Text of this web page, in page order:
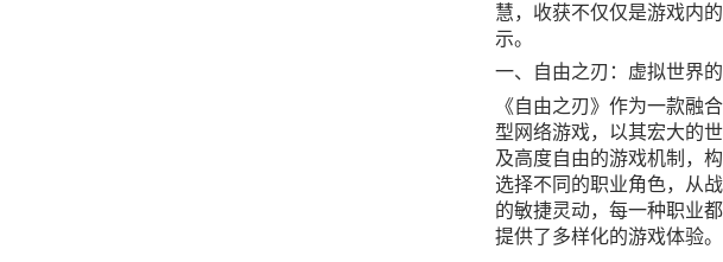
慧，收获不仅仅是游戏内
示。
一、自由之刃：虚拟世界
《自由之刃》作为一款融
型网络游戏，以其宏大的
及高度自由的游戏机制，
选择不同的职业角色，从
的敏捷灵动，每一种职业
提供了多样化的游戏体验。